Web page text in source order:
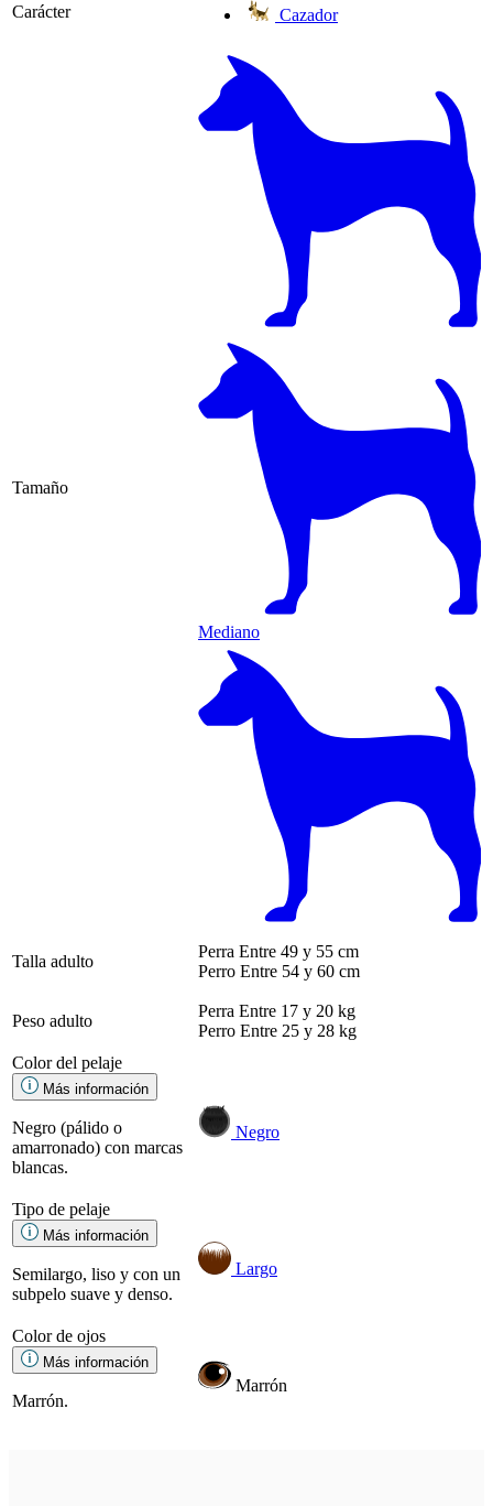
Carácter Cazador
Tamaño
Mediano
Talla adulto
Perra Entre 49 y 55 cm
Perro Entre 54 y 60 cm
Peso adulto
Perra Entre 17 y 20 kg
Perro Entre 25 y 28 kg
Color del pelaje
Más información
Negro (pálido o
amarronado) con marcas
blancas.
Negro
Tipo de pelaje
Más información
Semilargo, liso y con un
subpelo suave y denso.
Largo
Color de ojos
Más información
Marrón.
Marrón